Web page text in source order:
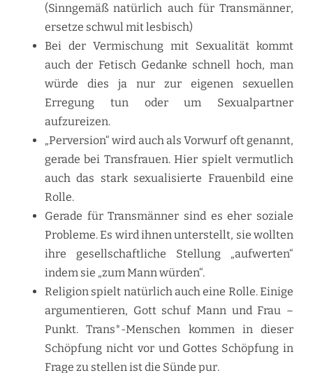
(Sinngemäß natürlich auch für Transmänner,
ersetze schwul mit lesbisch)
Bei der Vermischung mit Sexualität kommt
auch der Fetisch Gedanke schnell hoch, man
würde dies ja nur zur eigenen sexuellen
Erregung tun oder um Sexualpartner
aufzureizen.
„Perversion“ wird auch als Vorwurf oft genannt,
gerade bei Transfrauen. Hier spielt vermutlich
auch das stark sexualisierte Frauenbild eine
Rolle.
Gerade für Transmänner sind es eher soziale
Probleme. Es wird ihnen unterstellt, sie wollten
ihre gesellschaftliche Stellung „aufwerten“
indem sie „zum Mann würden“.
Religion spielt natürlich auch eine Rolle. Einige
argumentieren, Gott schuf Mann und Frau –
Punkt. Trans*-Menschen kommen in dieser
Schöpfung nicht vor und Gottes Schöpfung in
Frage zu stellen ist die Sünde pur.